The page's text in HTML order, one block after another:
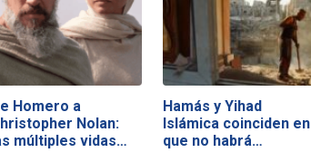
Homero a
Nolan:
múltiples vidas…
Hamás y Yihad
Islámica coinciden en
que no habrá…